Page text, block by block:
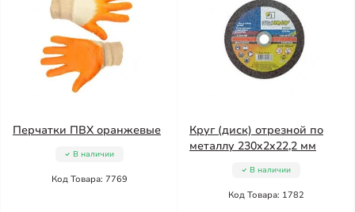
Перчатки ПВХ оранжевые
В наличии
Код Товара: 7769
Круг (диск) отрезной по
металлу 230x2x22,2 мм
В наличии
Код Товара: 1782